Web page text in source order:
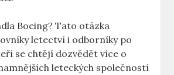
Boeing? Tato otázka
⁤letectví⁢ i odborníky po
se chtějí dozvědět více o
⁢leteckých společností